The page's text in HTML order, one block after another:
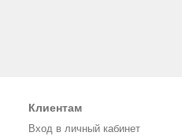
Клиентам
Вход в личный кабинет